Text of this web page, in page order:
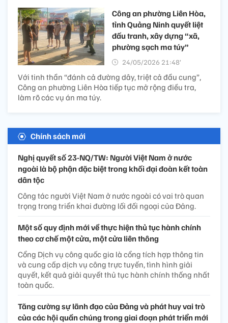
Công an phường Liên Hòa,
tỉnh Quảng Ninh quyết liệt
đấu tranh, xây dựng “xã,
phường sạch ma túy”
24/05/2026 21:48’
Với tinh thần “đánh cả đường dây, triệt cả đầu cung”,
Công an phường Liên Hòa tiếp tục mở rộng điều tra,
làm rõ các vụ án ma túy.
Chính sách mới
Nghị quyết số 23-NQ/TW: Người Việt Nam ở nước
ngoài là bộ phận đặc biệt trong khối đại đoàn kết toàn
dân tộc
Công tác người Việt Nam ở nước ngoài có vai trò quan
trọng trong triển khai đường lối đối ngoại của Đảng.
Một số quy định mới về thực hiện thủ tục hành chính
theo cơ chế một cửa, một cửa liên thông
Cổng Dịch vụ công quốc gia là cổng tích hợp thông tin
và cung cấp dịch vụ công trực tuyến, tình hình giải
quyết, kết quả giải quyết thủ tục hành chính thống nhất
toàn quốc.
Tăng cường sự lãnh đạo của Đảng và phát huy vai trò
của các hội quần chúng trong giai đoạn phát triển mới